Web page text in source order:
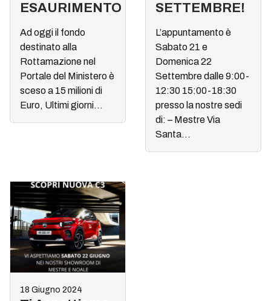
ESAURIMENTO
Ad oggi il fondo
destinato alla
Rottamazione nel
Portale del Ministero è
sceso a 15 milioni di
Euro, Ultimi giorni...
SETTEMBRE!
L’appuntamento è
Sabato 21 e
Domenica 22
Settembre dalle 9:00-
12:30 15:00-18:30
presso la nostre sedi
di: – Mestre Via
Santa...
18 Giugno 2024